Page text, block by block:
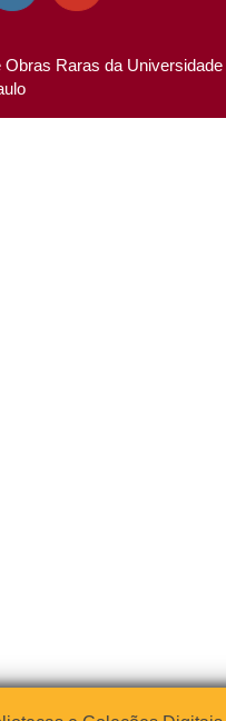
Raras da Universidade